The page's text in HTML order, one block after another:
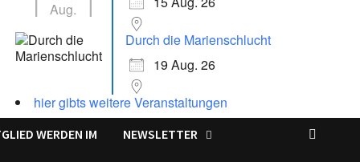
Aug.
Durch die Marienschlucht
19 Aug. 26
hier gibts weitere Veranstaltungen
WERDEN IM
NEWSLETTER